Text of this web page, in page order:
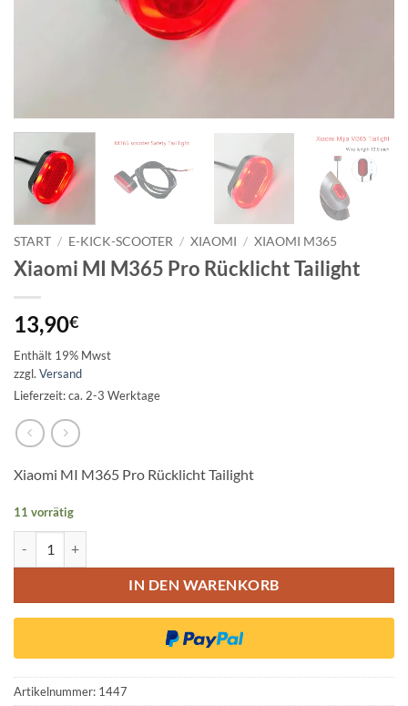
START / E-KICK-SCOOTER / XIAOMI / XIAOMI M365
Xiaomi MI M365 Pro Rücklicht Tailight
13,90€
Enthält 19% Mwst
zzgl. Versand
Lieferzeit: ca. 2-3 Werktage
Xiaomi MI M365 Pro Rücklicht Tailight
11 vorrätig
IN DEN WARENKORB
Artikelnummer: 1447